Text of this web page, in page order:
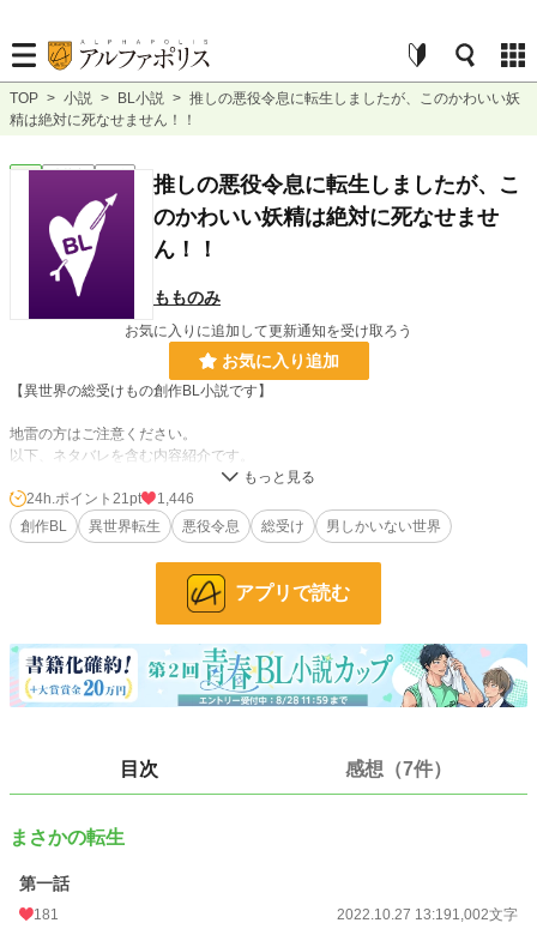
TOP > 小説 > BL小説 > 推しの悪役令息に転生しましたが、このかわいい妖
精は絶対に死なせません！！
BL 連載中 長編
推しの悪役令息に転生しましたが、こ
のかわいい妖精は絶対に死なせませ
ん！！
もものみ
お気に入りに追加して更新通知を受け取ろう
お気に入り追加
【異世界の総受けもの創作BL小説です】
地雷の方はご注意ください。
以下、ネタバレを含む内容紹介です。
鈴木 楓(すずき かえで)、25歳。植物とかわいいものが大好きな花屋の店主。最
近妹に薦められたBLゲーム『Baby's breath』の絵の綺麗さに、腐男子でもない
のにドはまりしてしまった。中でもあるキャラを推しはじめてから、毎日がより
楽しく、幸せに過ごしていた。そんなただの一般人だった楓は、ある日、店で火
災に巻き込まれて命を落としてしまい―――――
ぱちりと目を開けると見知らぬ天井が広がっていた。驚きながらも辺りを確認す
るとそばに鏡が。それを覗きこんでみるとそこには―――――どこか見覚えのあ
「えええええ？！？！」
セオドア・フォーサイスに転生していたのだ。
が、たとえセオドアがどんなに妖精みたいに可愛くても、彼には逃れられない運
24h.ポイント 21pt
1,446
創作BL
異世界転生 悪役令息 総受け 男しかいない世界
アプリで読む
目次 感想（7件）
まさかの転生
第一話
181 2022.10.27 13:191,002文字